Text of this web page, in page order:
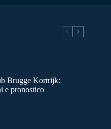
Brugge Kortrijk:
e pronostico